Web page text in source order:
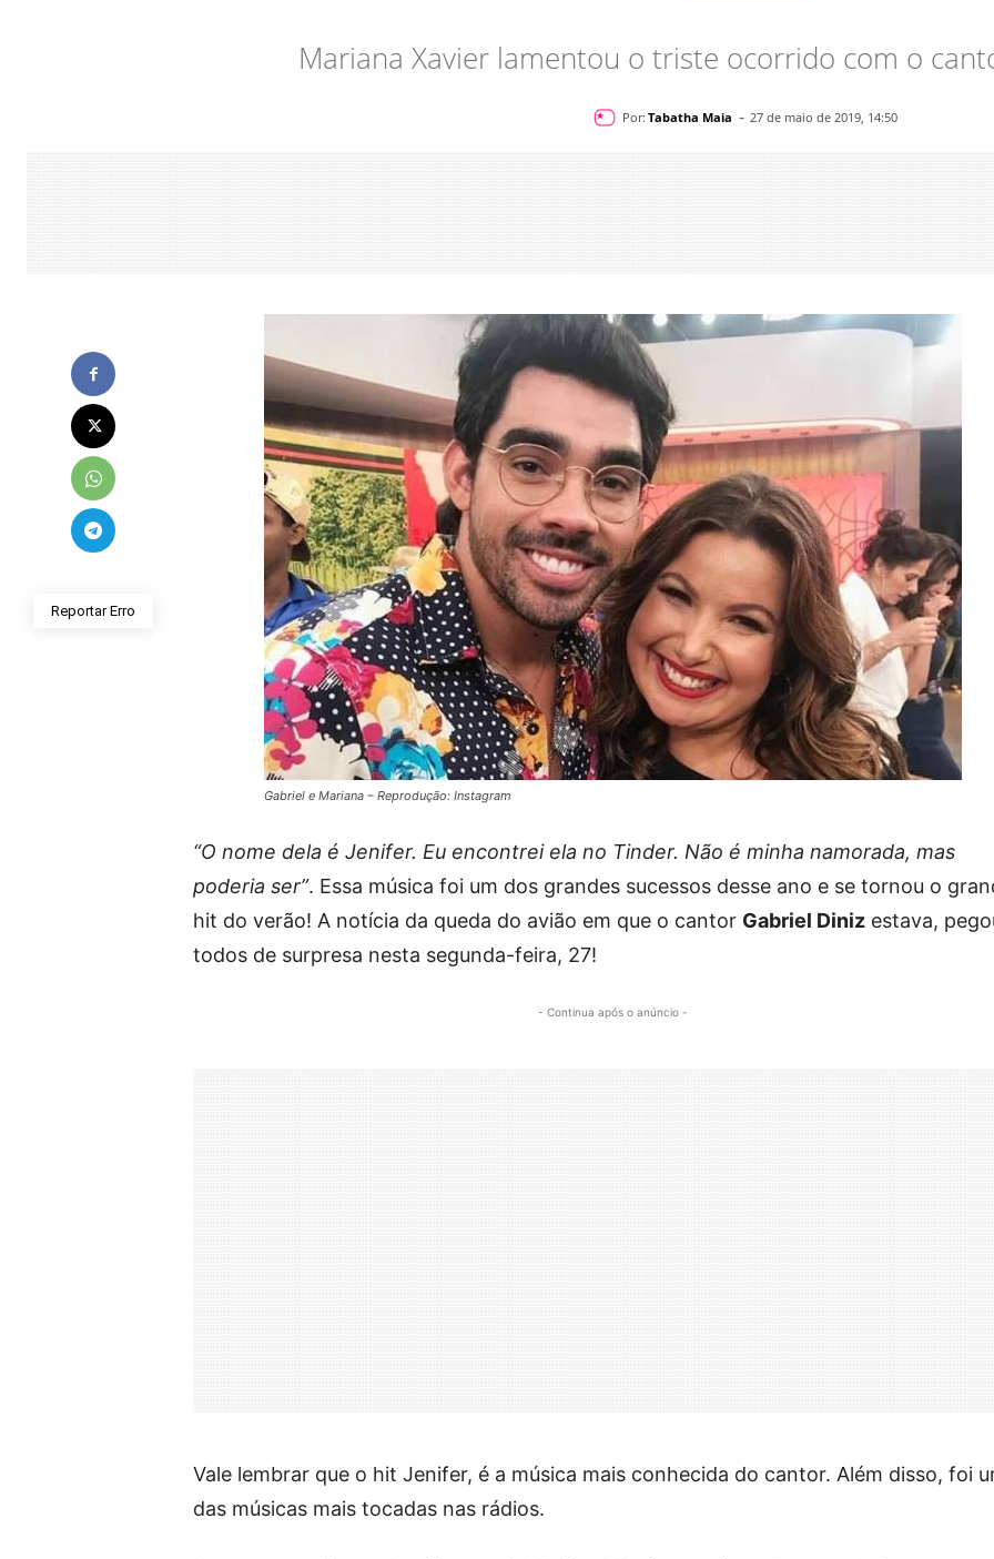
Mariana Xavier lamentou o triste ocorrido com o
Por: Tabatha Maia - 27 de maio de 2019, 14:50
Reportar Erro
Gabriel e Mariana – Reprodução: Instagram
“O nome dela é Jenifer. Eu encontrei ela no Tinder. Não é minha namorada, mas
poderia ser”. Essa música foi um dos grandes sucessos desse ano e se tornou o
hit do verão! A notícia da queda do avião em que o cantor Gabriel Diniz estava,
todos de surpresa nesta segunda-feira, 27!
- Continua após o anúncio -
Vale lembrar que o hit Jenifer, é a música mais conhecida do cantor. Além disso, foi
das músicas mais tocadas nas rádios.